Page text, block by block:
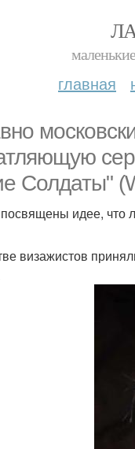
главная
Солдаты"
идее, что
визажистов